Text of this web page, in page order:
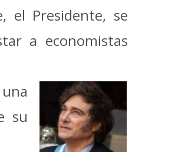
el Presidente, se
a economistas
su